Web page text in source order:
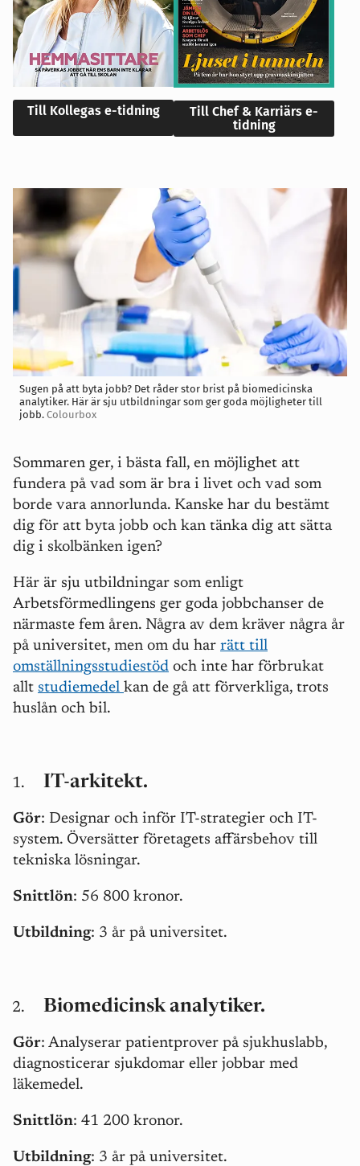
Till Kollegas e-tidning
Till Chef & Karriärs e-
tidning
Sugen på att byta jobb? Det råder stor brist på biomedicinska
analytiker. Här är sju utbildningar som ger goda möjligheter till
jobb. Colourbox
Sommaren ger, i bästa fall, en möjlighet att
fundera på vad som är bra i livet och vad som
borde vara annorlunda. Kanske har du bestämt
dig för att byta jobb och kan tänka dig att sätta
dig i skolbänken igen?
Här är sju utbildningar som enligt
Arbetsförmedlingens ger goda jobbchanser de
närmaste fem åren. Några av dem kräver några år
på universitet, men om du har rätt till
omställningsstudiestöd och inte har förbrukat
allt studiemedel kan de gå att förverkliga, trots
huslån och bil.
IT-arkitekt.
Gör: Designar och inför IT-strategier och IT-
system. Översätter företagets affärsbehov till
tekniska lösningar.
Snittlön: 56 800 kronor.
Utbildning: 3 år på universitet.
Biomedicinsk analytiker.
Gör: Analyserar patientprover på sjukhuslabb,
diagnosticerar sjukdomar eller jobbar med
läkemedel.
Snittlön: 41 200 kronor.
Utbildning: 3 år på universitet.